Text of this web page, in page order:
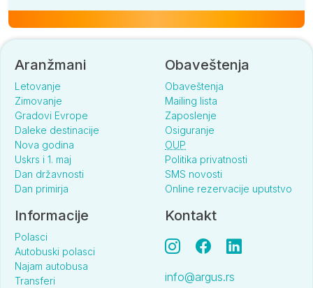
Aranžmani
Letovanje
Zimovanje
Gradovi Evrope
Daleke destinacije
Nova godina
Uskrs i 1. maj
Dan državnosti
Dan primirja
Obaveštenja
Obaveštenja
Mailing lista
Zaposlenje
Osiguranje
OUP
Politika privatnosti
SMS novosti
Online rezervacije uputstvo
Informacije
Polasci
Autobuski polasci
Najam autobusa
Transferi
Kontakt
info@argus.rs